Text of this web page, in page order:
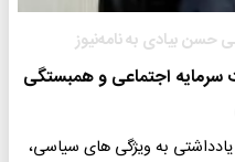
حسن بیادی به نامه‌نیوز
سرمایه اجتماعی و همبستگی
به ویژگی های سیاسی،